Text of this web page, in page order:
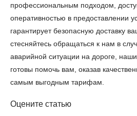
профессиональным подходом,
оперативностью в предоставлении
гарантирует безопасную доставку
стесняйтесь обращаться к нам в
аварийной ситуации на дороге,
готовы помочь вам, оказав
самым выгодным тарифам.
Оцените статью